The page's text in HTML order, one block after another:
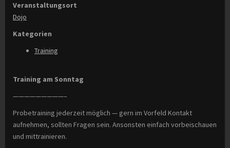
Veranstaltungsort
Dojo
Kategorien
Training
Training am Sonntag
—————————–
Probetraining jederzeit möglich — gern im Vorfeld Kontakt
aufnehmen, sollten Fragen sein. Ansonsten einfach vorbeischauen
und mittrainieren.